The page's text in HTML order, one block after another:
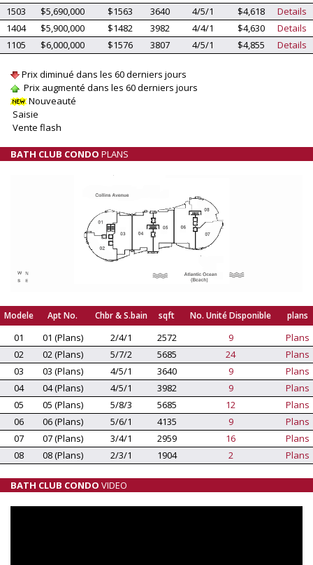
1503
$5,690,000 $1563 3640 4/5/1 $4,618
Details
1404
$5,900,000 $1482 3982 4/4/1 $4,630
Details
1105
$6,000,000 $1576 3807 4/5/1 $4,855 Details
Prix diminué dans les 60 derniers jours
Prix augmenté dans les 60 derniers jours
Nouveauté
Saisie
Vente flash
BATH CLUB CONDO PLANS
Modele Apt No. Chbr & S.bain sqft No. Unité Disponible plans
01 01 (Plans) 2/4/1 2572 9
Plans
02
02 (Plans) 5/7/2 5685 24
Plans
03
03 (Plans) 4/5/1 3640 9
Plans
04
04 (Plans) 4/5/1 3982 9
Plans
05
05 (Plans) 5/8/3 5685 12
Plans
06
06 (Plans) 5/6/1 4135 9
Plans
07
07 (Plans) 3/4/1 2959 16
Plans
08
08 (Plans) 2/3/1 1904 2 Plans
BATH CLUB CONDO VIDEO